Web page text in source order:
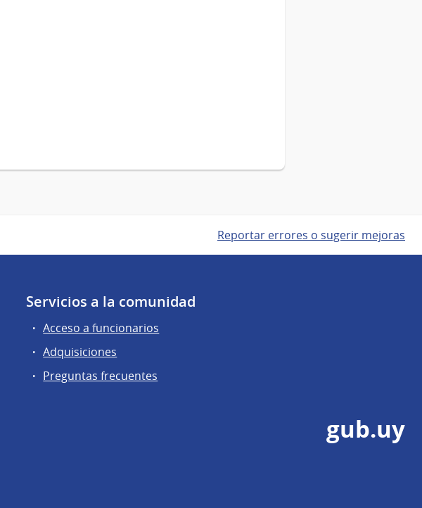
Reportar errores o sugerir mejoras
Servicios a la comunidad
Acceso a funcionarios
Adquisiciones
Preguntas frecuentes
gub.uy